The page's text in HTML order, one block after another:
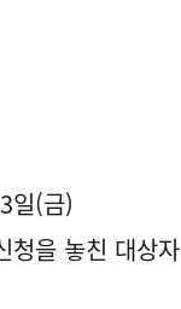
일(금)
을 놓친 대상자